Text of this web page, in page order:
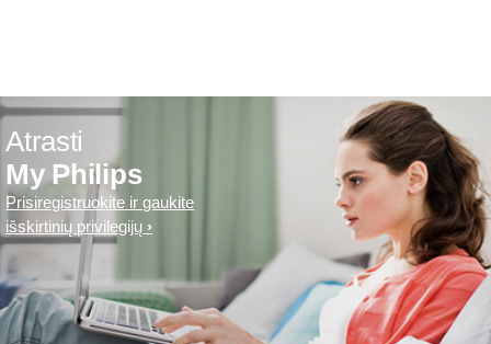
Atrasti
My Philips
Prisiregistruokite ir gaukite
išskirtinių privilegijų